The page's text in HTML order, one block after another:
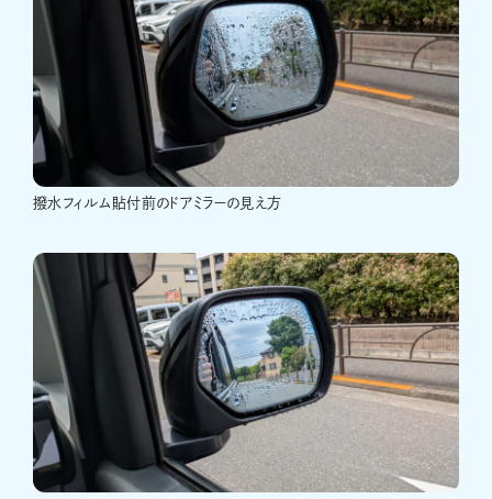
撥水フィルム貼付前のドアミラーの見え方